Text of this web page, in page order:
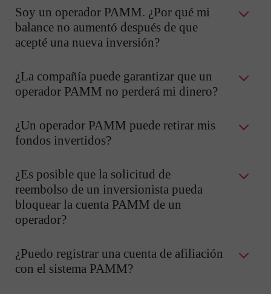
Soy un operador PAMM. ¿Por qué mi
balance no aumentó después de que
acepté una nueva inversión?
¿La compañía puede garantizar que un
operador PAMM no perderá mi dinero?
¿Un operador PAMM puede retirar mis
fondos invertidos?
¿Es posible que la solicitud de
reembolso de un inversionista pueda
bloquear la cuenta PAMM de un
operador?
¿Puedo registrar una cuenta de afiliación
con el sistema PAMM?